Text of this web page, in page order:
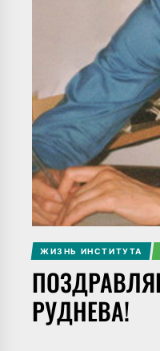
ЖИЗНЬ ИНСТИТУТА
РУДНЕВА!